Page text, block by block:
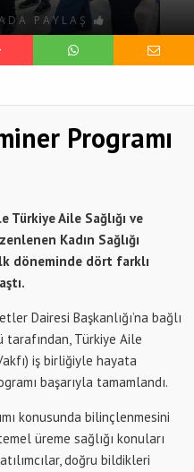
PAYLAŞ
Programı
Türkiye Aile Sağlığı ve
Kadın Sağlığı
döneminde dört farklı
Dairesi Başkanlığı’na bağlı
tarafından, Türkiye Aile
iş birliğiyle hayata
başarıyla tamamlandı.
konusunda bilinçlenmesini
üreme sağlığı konuları
doğru bildikleri